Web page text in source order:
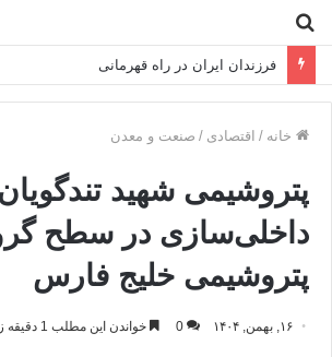
فرزندان ایران در راه قهرمانی
خانه / اقتصادی / صنعت و معدن
پتروشیمی شهید
داخلی‌سازی در سطح
پتروشیمی خلیج فارس
۱۶, بهمن, ۱۴۰۴ 0 خواندن این مطلب 1 دقیقه زمان میبرد